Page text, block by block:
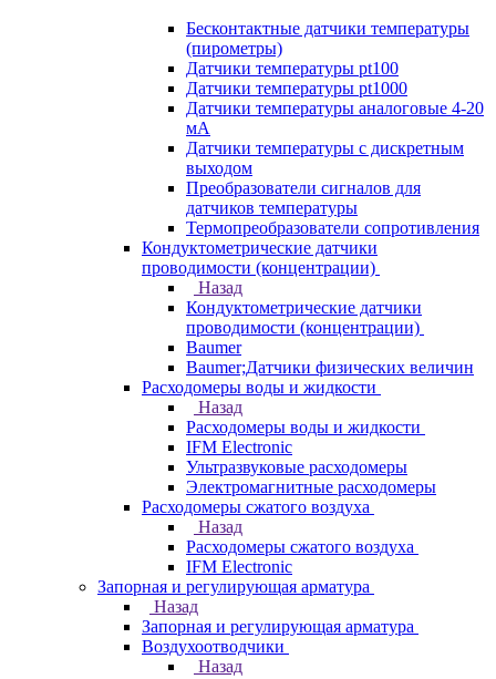
Бесконтактные датчики температуры
(пирометры)
Датчики температуры pt100
Датчики температуры pt1000
Датчики температуры аналоговые 4-20
мА
Датчики температуры с дискретным
выходом
Преобразователи сигналов для
датчиков температуры
Термопреобразователи сопротивления
Кондуктометрические датчики
проводимости (концентрации)
Назад
Кондуктометрические датчики
проводимости (концентрации)
Baumer
Baumer;Датчики физических величин
Расходомеры воды и жидкости
Назад
Расходомеры воды и жидкости
IFM Electronic
Ультразвуковые расходомеры
Электромагнитные расходомеры
Расходомеры сжатого воздуха
Назад
Расходомеры сжатого воздуха
IFM Electronic
Запорная и регулирующая арматура
Назад
Запорная и регулирующая арматура
Воздухоотводчики
Назад